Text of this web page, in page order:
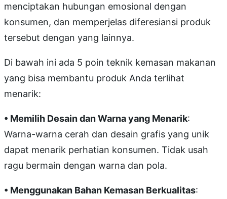
menciptakan hubungan emosional dengan
konsumen, dan memperjelas diferesiansi produk
tersebut dengan yang lainnya.
Di bawah ini ada 5 poin teknik kemasan makanan
yang bisa membantu produk Anda terlihat
menarik:
• Memilih Desain dan Warna yang Menarik:
Warna-warna cerah dan desain grafis yang unik
dapat menarik perhatian konsumen. Tidak usah
ragu bermain dengan warna dan pola.
• Menggunakan Bahan Kemasan Berkualitas: